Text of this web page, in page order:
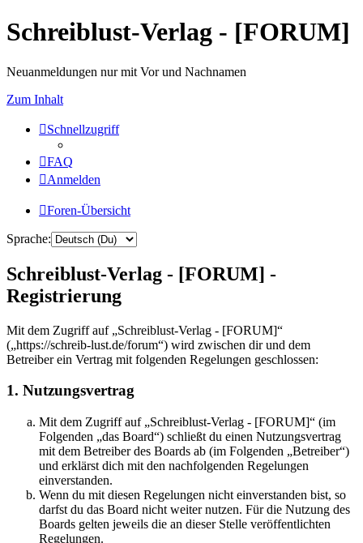
Schreiblust-Verlag - [FORUM]
Neuanmeldungen nur mit Vor und Nachnamen
Zum Inhalt
Schnellzugriff
FAQ
Anmelden
Foren-Übersicht
Sprache:
Schreiblust-Verlag - [FORUM] -
Registrierung
Mit dem Zugriff auf „Schreiblust-Verlag - [FORUM]“
(„https://schreib-lust.de/forum“) wird zwischen dir und dem
Betreiber ein Vertrag mit folgenden Regelungen geschlossen:
1. Nutzungsvertrag
Mit dem Zugriff auf „Schreiblust-Verlag - [FORUM]“ (im
Folgenden „das Board“) schließt du einen Nutzungsvertrag
mit dem Betreiber des Boards ab (im Folgenden „Betreiber“)
und erklärst dich mit den nachfolgenden Regelungen
einverstanden.
Wenn du mit diesen Regelungen nicht einverstanden bist, so
darfst du das Board nicht weiter nutzen. Für die Nutzung des
Boards gelten jeweils die an dieser Stelle veröffentlichten
Regelungen.